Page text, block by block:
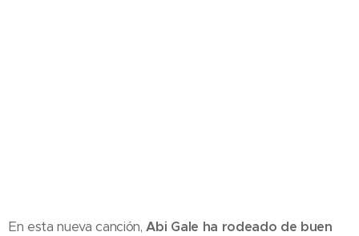
En esta nueva canción, Abi Gale ha rodeado de buen